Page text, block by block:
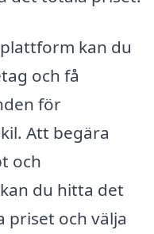
kan du
och få
för
Att begära
och
du hitta det
priset och välja